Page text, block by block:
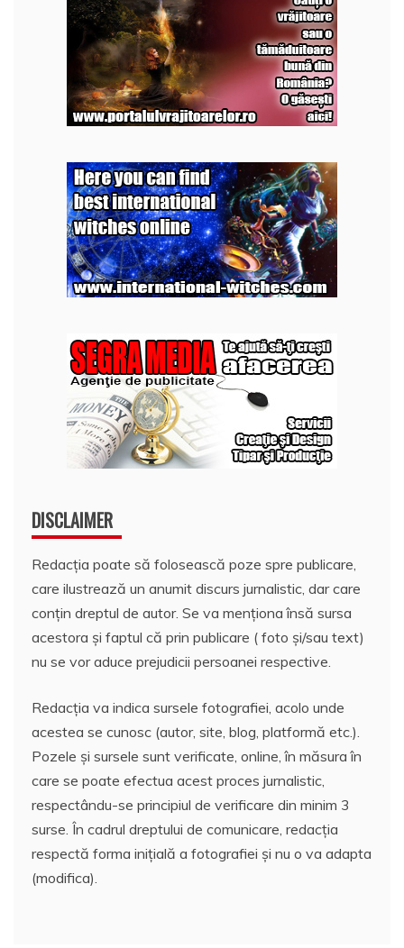
DISCLAIMER
Redacția poate să folosească poze spre publicare,
care ilustrează un anumit discurs jurnalistic, dar care
conțin dreptul de autor. Se va menționa însă sursa
acestora și faptul că prin publicare ( foto și/sau text)
nu se vor aduce prejudicii persoanei respective.
Redacția va indica sursele fotografiei, acolo unde
acestea se cunosc (autor, site, blog, platformă etc.).
Pozele și sursele sunt verificate, online, în măsura în
care se poate efectua acest proces jurnalistic,
respectându-se principiul de verificare din minim 3
surse. În cadrul dreptului de comunicare, redacția
respectă forma inițială a fotografiei și nu o va adapta
(modifica).